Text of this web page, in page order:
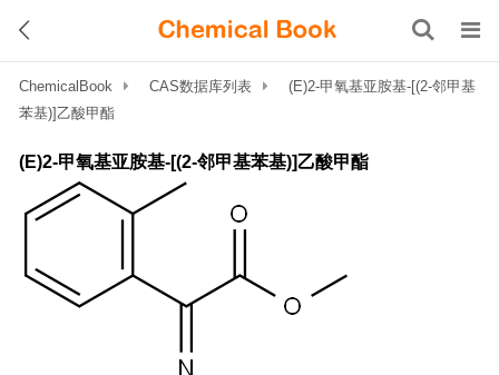
ChemicalBook CAS数据库列表
(E)2-甲氧基亚胺基-[(2-邻甲基
苯基)]乙酸甲酯
(E)2-甲氧基亚胺基-[(2-邻甲基苯基)]乙酸甲酯